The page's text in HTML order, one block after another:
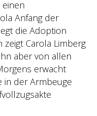
einen
Anfang der
die Adoption
zeigt Carola Limberg
aber von allen
erwacht
in der Armbeuge